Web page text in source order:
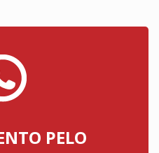
PELO